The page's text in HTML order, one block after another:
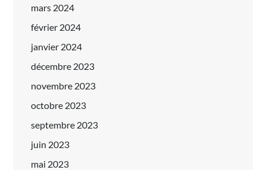
mars 2024
février 2024
janvier 2024
décembre 2023
novembre 2023
octobre 2023
septembre 2023
juin 2023
mai 2023